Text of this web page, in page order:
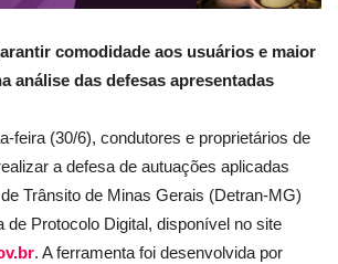
comodidade aos usuários e maior
análise das defesas apresentadas
feira (30/6), condutores e proprietários de
a defesa de autuações aplicadas
Trânsito de Minas Gerais (Detran-MG)
de Protocolo Digital, disponível no site
. A ferramenta foi desenvolvida por